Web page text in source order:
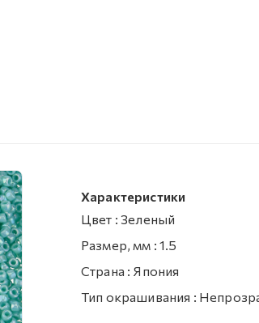
Характеристики
Цвет : Зеленый
Размер, мм : 1.5
Страна : Япония
Тип окрашивания :